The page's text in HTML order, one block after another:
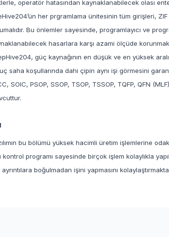
operatör hatasından kaynaklanabilecek olası
her prgramlama ünitesinin tüm girişleri,
Bu önlemler sayesinde, programlayıcı ve
hasarlara karşı azami ölçüde
güç kaynağının en düşük ve en yüksek
saha koşullarında dahi çipin aynı işi görmesini
SOIC, PSOP, SSOP, TSOP, TSSOP, TQFP, QFN
bu bölümü yüksek hacimli üretim işlemlerine
kontrol programı sayesinde birçok işlem kolaylıkla
boğulmadan işini yapmasını